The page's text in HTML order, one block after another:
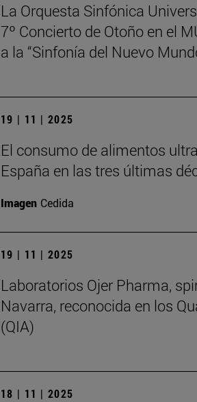
La Orquesta Sinfónica
7º Concierto de Otoño en el
a la “Sinfonía del Nuevo
19 | 11 | 2025
El consumo de alimentos
España en las tres últimas
Imagen Cedida
19 | 11 | 2025
Laboratorios Ojer Pharma,
Navarra, reconocida en los
(QIA)
18 | 11 | 2025